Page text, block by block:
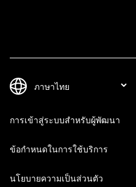
การเข้าสู่ระบบสำหรับผู้พัฒนา
ข้อกำหนดในการใช้บริการ
นโยบายความเป็นส่วนตัว